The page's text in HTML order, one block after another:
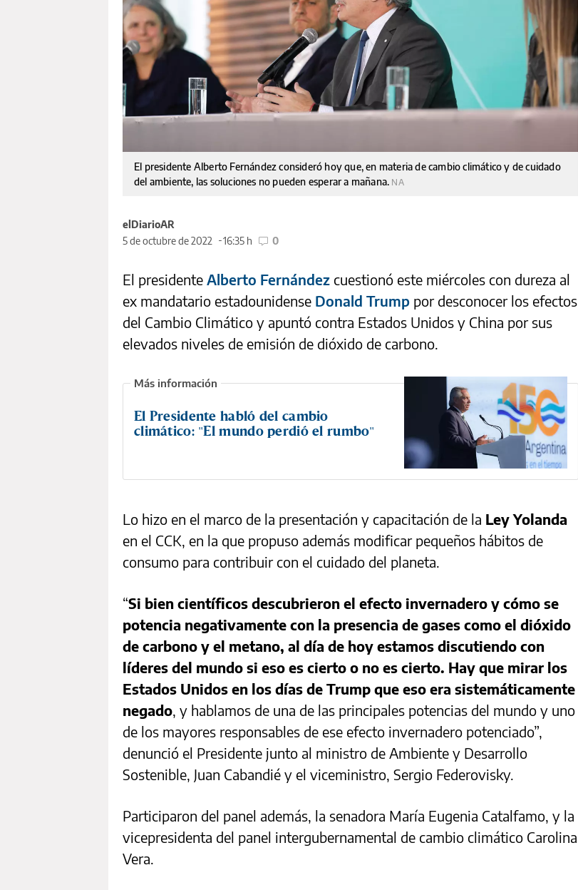
El presidente Alberto Fernández consideró hoy que, en materia de cambio climático y de cuidado
del ambiente, las soluciones no pueden esperar a mañana. NA
elDiarioAR
5 de octubre de 2022
16:35 h 0
El presidente Alberto Fernández cuestionó este miércoles con dureza al
ex mandatario estadounidense Donald Trump por desconocer los efectos
del Cambio Climático y apuntó contra Estados Unidos y China por sus
elevados niveles de emisión de dióxido de carbono.
El Presidente habló del cambio
climático: "El mundo perdió el rumbo"
Lo hizo en el marco de la presentación y capacitación de la Ley Yolanda
en el CCK, en la que propuso además modificar pequeños hábitos de
consumo para contribuir con el cuidado del planeta.
“Si bien científicos descubrieron el efecto invernadero y cómo se
potencia negativamente con la presencia de gases como el dióxido
de carbono y el metano, al día de hoy estamos discutiendo con
líderes del mundo si eso es cierto o no es cierto. Hay que mirar los
Estados Unidos en los días de Trump que eso era sistemáticamente
negado, y hablamos de una de las principales potencias del mundo y uno
de los mayores responsables de ese efecto invernadero potenciado”,
denunció el Presidente junto al ministro de Ambiente y Desarrollo
Sostenible, Juan Cabandié y el viceministro, Sergio Federovisky.
Participaron del panel además, la senadora María Eugenia Catalfamo, y la
vicepresidenta del panel intergubernamental de cambio climático Carolina
Vera.